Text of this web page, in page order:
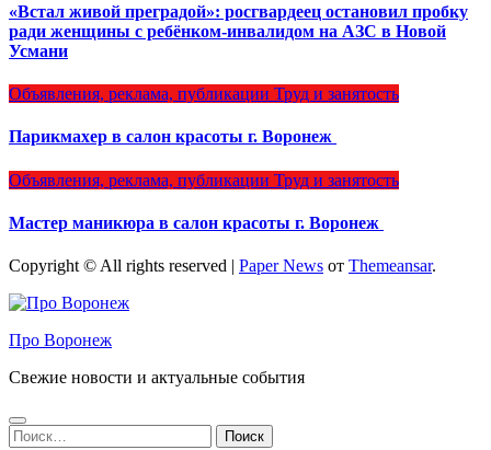
«Встал живой преградой»: росгвардеец остановил пробку
ради женщины с ребёнком-инвалидом на АЗС в Новой
Усмани
Объявления, реклама, публикации Труд и занятость
Парикмахер в салон красоты г. Воронеж
Объявления, реклама, публикации Труд и занятость
Мастер маникюра в салон красоты г. Воронеж
Copyright © All rights reserved | Paper News от Themeansar.
Про Воронеж
Свежие новости и актуальные события
Найти: